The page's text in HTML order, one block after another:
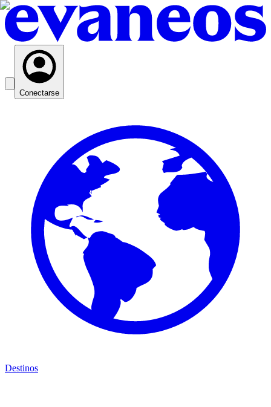
Conectarse
Destinos